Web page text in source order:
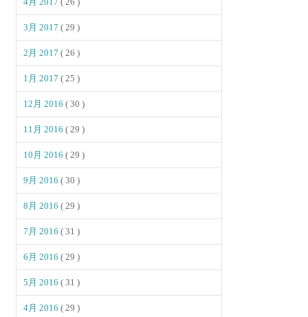
3月 2017( 29 )
2月 2017( 26 )
1月 2017( 25 )
12月 2016( 30 )
11月 2016( 29 )
10月 2016( 29 )
9月 2016( 30 )
8月 2016( 29 )
7月 2016( 31 )
6月 2016( 29 )
5月 2016( 31 )
4月 2016( 29 )